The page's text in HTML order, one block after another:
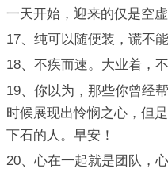
一天开始，迎来的仅是空
17、纯可以随便装，谎不
18、不疾而速。大业着，
19、你以为，那些你曾经
时候展现出怜悯之心，但
下石的人。早安！
20、心在一起就是团队，